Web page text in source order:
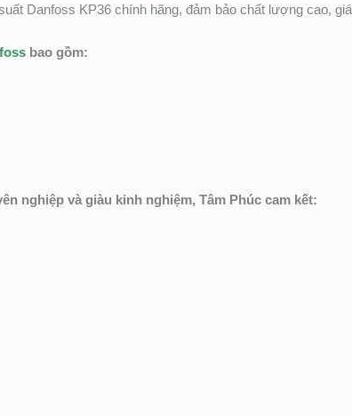
Danfoss KP36 chính hãng, đảm bảo chất lượng cao,
bao gồm:
nghiệp và giàu kinh nghiệm, Tâm Phúc cam kết: